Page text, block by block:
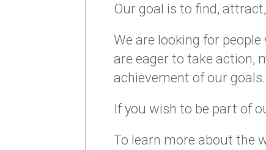
Our goal is to find,
We are looking for
are eager to take action,
achievement of our goals.
If you wish to be part of
To learn more about the